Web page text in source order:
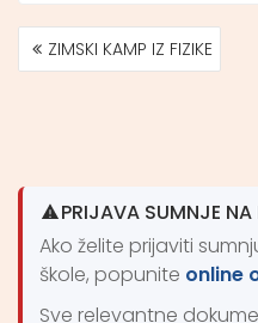
NAVIGACIJA
ZIMSKI KAMP IZ FIZIKE
PRIJAVA SUMNJE
Ako želite prijaviti
škole, popunite online
Sve relevantne